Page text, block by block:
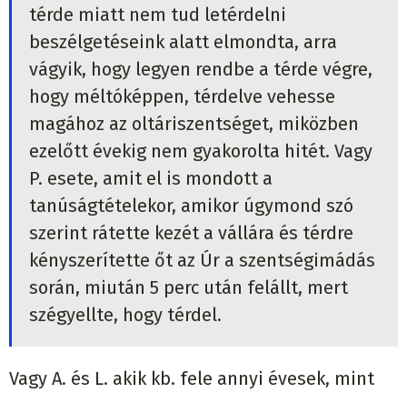
térde miatt nem tud letérdelni
beszélgetéseink alatt elmondta, arra
vágyik, hogy legyen rendbe a térde végre,
hogy méltóképpen, térdelve vehesse
magához az oltáriszentséget, miközben
ezelőtt évekig nem gyakorolta hitét. Vagy
P. esete, amit el is mondott a
tanúságtételekor, amikor úgymond szó
szerint rátette kezét a vállára és térdre
kényszerítette őt az Úr a szentségimádás
során, miután 5 perc után felállt, mert
szégyellte, hogy térdel.
Vagy A. és L. akik kb. fele annyi évesek, mint